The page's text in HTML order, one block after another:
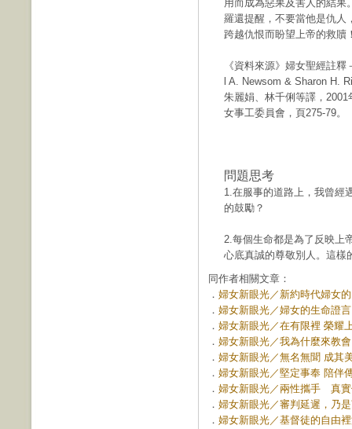
用而成為惡果及害人的結果
羅還提醒，不要當他是仇人
跨越仇恨而盼望上帝的救贖
《資料來源》婦女聖經註
l A. Newsom & Sharon H.
朱麗娟、林千俐等譯，
女事工委員會，頁275-79。
問題思考
1.在服事的道路上，我曾經
的鼓勵？
2.每個生命都是為了反映上
心底真誠的尊敬別人。這樣
同作者相關文章：
． 婦女新眼光／新約時代婦女
． 婦女新眼光／婦女的生命證
． 婦女新眼光／在有限裡 榮耀
． 婦女新眼光／我為什麼來教
． 婦女新眼光／無名無聞 成其
． 婦女新眼光／堅定事奉 陪伴
． 婦女新眼光／兩性攜手 真實
． 婦女新眼光／審判延遲，乃
． 婦女新眼光／基督徒的自由